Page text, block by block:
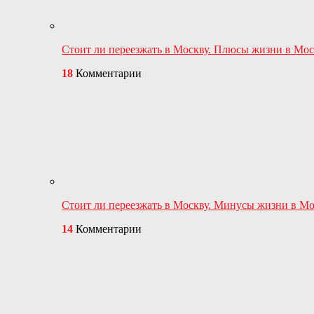
Стоит ли переезжать в Москву. Плюсы жизни в
18 Комментарии
Стоит ли переезжать в Москву. Минусы жизни в
14 Комментарии